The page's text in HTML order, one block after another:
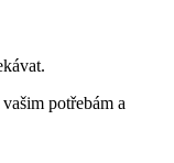
potřebám a